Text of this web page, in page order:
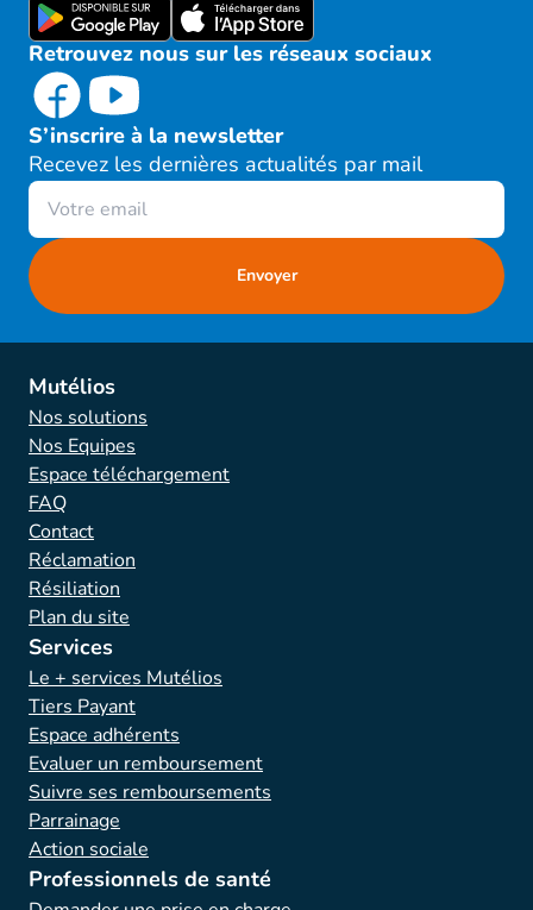
Retrouvez nous sur les réseaux sociaux
S’inscrire à la newsletter
Recevez les dernières actualités par mail
Mutélios
Nos solutions
Nos Equipes
Espace téléchargement
FAQ
Contact
Réclamation
Résiliation
Plan du site
Services
Le + services Mutélios
Tiers Payant
Espace adhérents
Evaluer un remboursement
Suivre ses remboursements
Parrainage
Action sociale
Professionnels de santé